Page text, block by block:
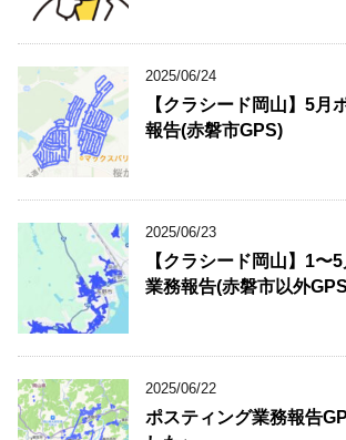
2025/06/24
【クラシード岡山】5月
報告(赤磐市GPS)
2025/06/23
【クラシード岡山】1〜
業務報告(赤磐市以外
2025/06/22
ポスティング業務報告